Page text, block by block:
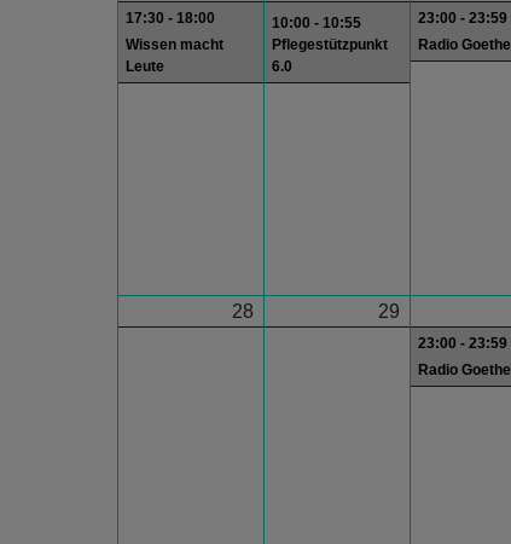
17:30 - 18:00
Wissen macht
Leute
10:00 - 10:55
Pflegestützpunkt
6.0
23:00 - 23:59
Radio Goethe
28 29
23:00 - 23:59
Radio Goethe